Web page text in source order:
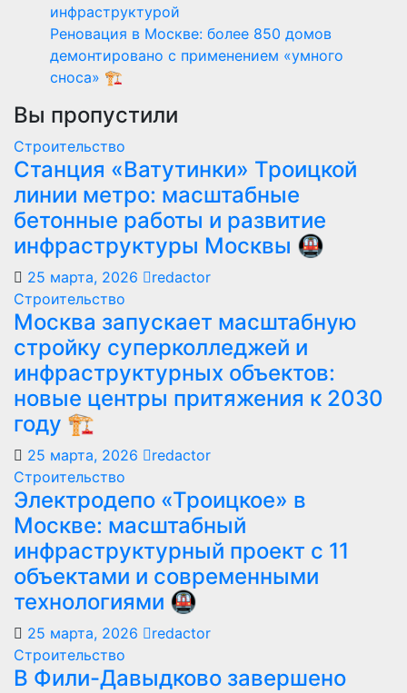
инфраструктурой
Реновация в Москве: более 850 домов
демонтировано с применением «умного
сноса» 🏗️
Вы пропустили
Строительство
Станция «Ватутинки» Троицкой
линии метро: масштабные
бетонные работы и развитие
инфраструктуры Москвы 🚇
25 марта, 2026
redactor
Строительство
Москва запускает масштабную
стройку суперколледжей и
инфраструктурных объектов:
новые центры притяжения к 2030
году 🏗️
25 марта, 2026
redactor
Строительство
Электродепо «Троицкое» в
Москве: масштабный
инфраструктурный проект с 11
объектами и современными
технологиями 🚇
25 марта, 2026
redactor
Строительство
В Фили-Давыдково завершено